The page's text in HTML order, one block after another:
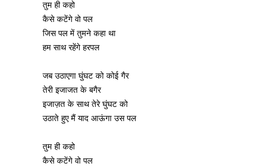
तुम ही कहो
कैसे कटेंगे वो पल
जिस पल में तुमने कहा था
हम साथ रहेंगे हरपल
जब उठाएगा घुंघट को कोई गैर
तेरी इजाजत के बगैर
इजाज़त के साथ तेरे घुंघट को
उठाते हुए मैं याद आऊंगा उस पल
तुम ही कहो
कैसे कटेंगे वो पल